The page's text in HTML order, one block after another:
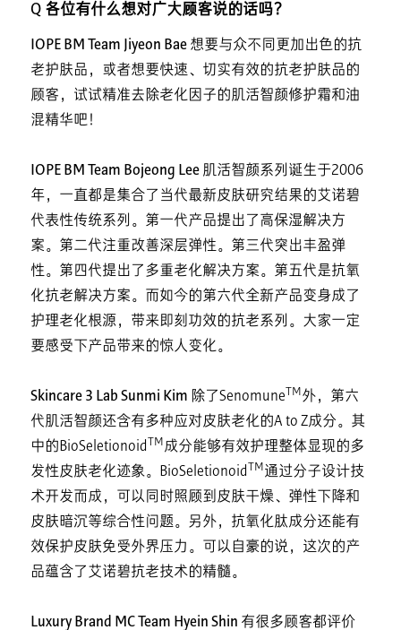
Q 各位有什么想对广大顾客说的话吗？
IOPE BM Team Jiyeon Bae想要与众不同更加出色的抗
老护肤品，或者想要快速、切实有效的抗老护肤品的
顾客，试试精准去除老化因子的肌活智颜修护霜和油
混精华吧！
IOPE BM Team Bojeong Lee肌活智颜系列诞生于2006
年，一直都是集合了当代最新皮肤研究结果的艾诺碧
代表性传统系列。第一代产品提出了高保湿解决方
案。第二代注重改善深层弹性。第三代突出丰盈弹
性。第四代提出了多重老化解决方案。第五代是抗氧
化抗老解决方案。而如今的第六代全新产品变身成了
护理老化根源，带来即刻功效的抗老系列。大家一定
要感受下产品带来的惊人变化。
Skincare 3 Lab Sunmi Kim 除了SenomuneTM 外，第六
代肌活智颜还含有多种应对皮肤老化的A to Z成分。其
中的BioSeletionoid TM 成分能够有效护理整体显现的多
发性皮肤老化迹象。BioSeletionoid TM 通过分子设计技
术开发而成，可以同时照顾到皮肤干燥、弹性下降和
皮肤暗沉等综合性问题。另外，抗氧化肽成分还能有
效保护皮肤免受外界压力。可以自豪的说，这次的产
品蕴含了艾诺碧抗老技术的精髓。
Luxury Brand MC Team Hyein Shin 有很多顾客都评价